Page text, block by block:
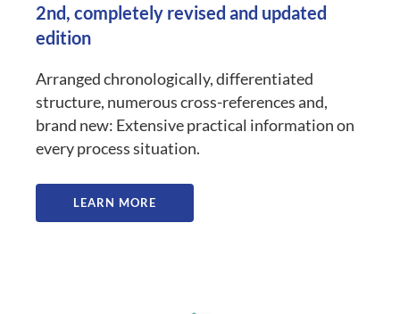
2nd, completely revised and updated
edition
Arranged chronologically, differentiated
structure, numerous cross-references and,
brand new: Extensive practical information on
every process situation.
LEARN MORE